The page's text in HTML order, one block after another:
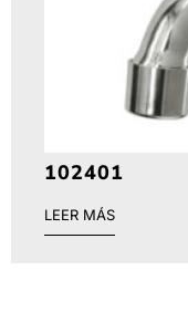
102401
LEER MÁS